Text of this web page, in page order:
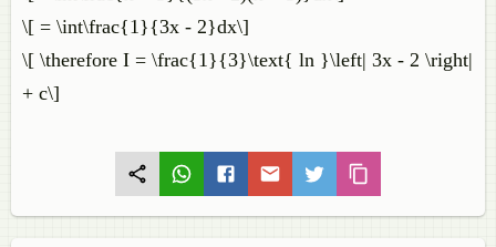
\[ = \int\frac{1}{3x - 2}dx\]
\[ \therefore I = \frac{1}{3}\text{ ln }\left| 3x - 2 \right|
+ c\]